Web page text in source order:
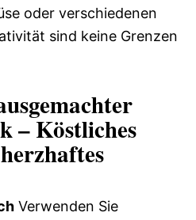
oder verschiedenen
sind keine Grenzen
– Köstliches
Verwenden Sie